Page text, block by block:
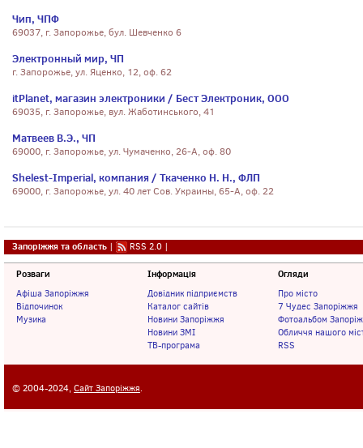
Чип, ЧПФ
69037, г. Запорожье, бул. Шевченко 6
Электронный мир, ЧП
г. Запорожье, ул. Яценко, 12, оф. 62
itPlanet, магазин электроники / Бест Электроник, ООО
69035, г. Запорожье, вул. Жаботинського, 41
Матвеев В.Э., ЧП
69000, г. Запорожье, ул. Чумаченко, 26-А, оф. 80
Shelest-Imperial, компания / Ткаченко Н. Н., ФЛП
69000, г. Запорожье, ул. 40 лет Сов. Украины, 65-А, оф. 22
Запоріжжя та область | RSS 2.0 |
Розваги
Афіша Запоріжжя
Відпочинок
Музика
Інформація
Довідник підприємств
Каталог сайтів
Новини Запоріжжя
Новини ЗМІ
ТВ-програма
Огляди
Про місто
7 Чудес Запоріжжя
Фотоальбом
Обличчя нашого
RSS
© 2004-2024, Сайт Запоріжжя.